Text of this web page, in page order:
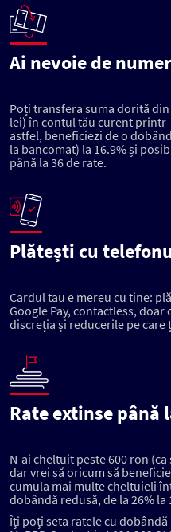
Ai nevoie de
Poți transfera suma dorită
lei) în contul tău curent
astfel, beneficiezi de o
la bancomat) la 16.9% și
până la 36 de rate.
Plătești cu
Cardul tau e mereu cu tine:
Google Pay, contactless,
discreția și reducerile pe
Rate extinse până
N-ai cheltuit peste 600 ron
dar vrei să oricum să
cumula mai multe cheltuieli
dobândă redusă, de la 26% la
Îți poți seta ratele cu